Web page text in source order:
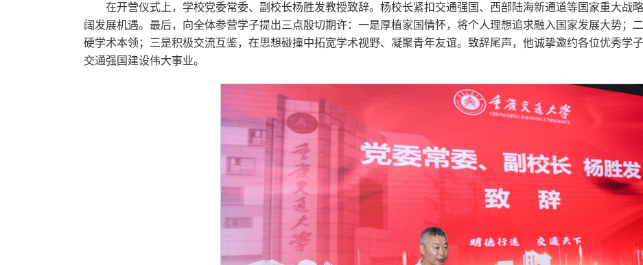
在开营仪式上，学校党委常委、副校长杨胜发教授致辞。杨校长紧扣交通强国、西部陆海新通道等国家重大战
阔发展机遇。最后，向全体参营学子提出三点殷切期许：一是厚植家国情怀，将个人理想追求融入国家发展大势；
硬学术本领；三是积极交流互鉴，在思想碰撞中拓宽学术视野、凝聚青年友谊。致辞尾声，他诚挚邀约各位优秀学
交通强国建设伟大事业。